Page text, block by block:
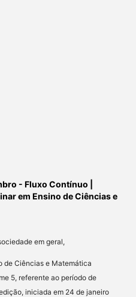
- Fluxo Contínuo |
em Ensino de Ciências e
em geral,
de Ciências e Matemática
5, referente ao período de
iniciada em 24 de janeiro